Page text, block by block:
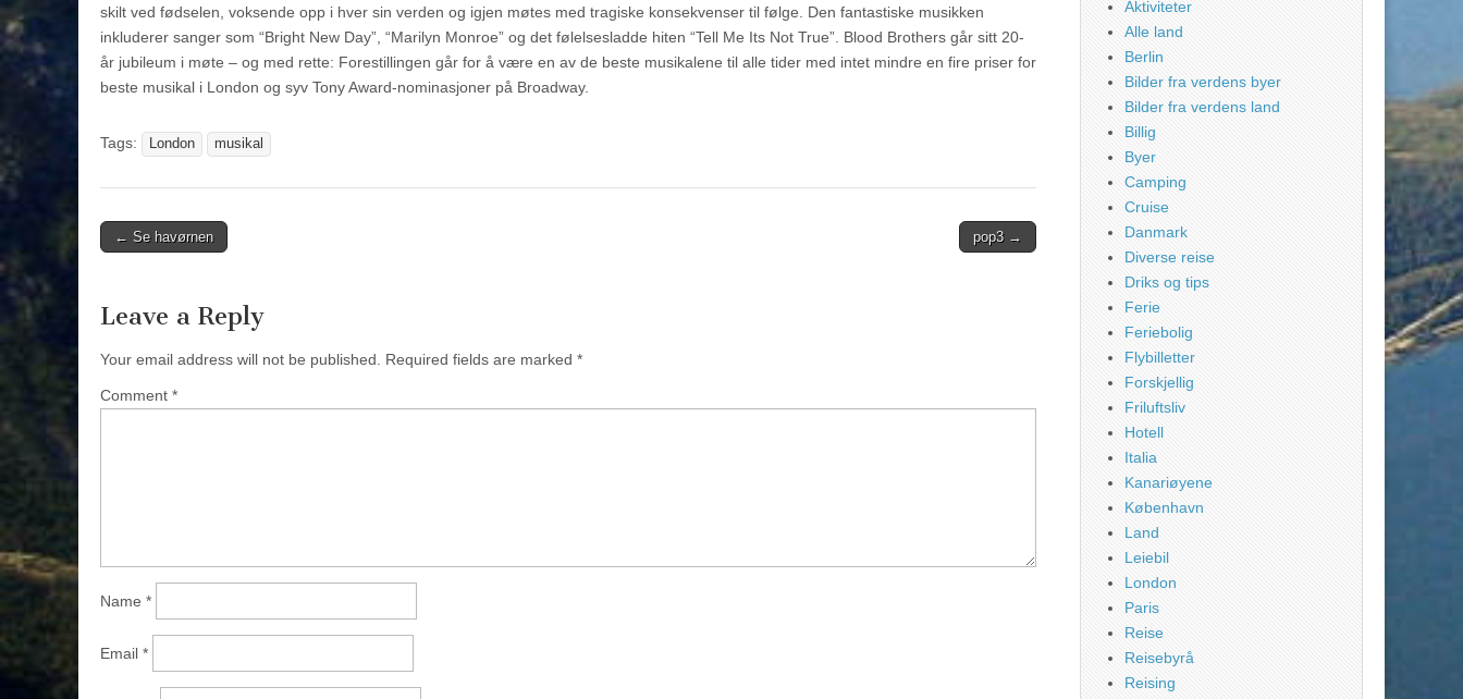
skilt ved fødselen, voksende opp i hver sin verden og igjen møtes med tragiske konsekvenser til følge. Den fantastiske musikken
inkluderer sanger som “Bright New Day”, “Marilyn Monroe” og det følelsesladde hiten “Tell Me Its Not True”. Blood Brothers går sitt 20-
år jubileum i møte – og med rette: Forestillingen går for å være en av de beste musikalene til alle tider med intet mindre en fire priser for
beste musikal i London og syv Tony Award-nominasjoner på Broadway.
Tags: London musikal
Post
← Se havørnen pop3 →
Leave a Reply
Your email address will not be published. Required fields are marked *
Comment *
Name *
Email *
Aktiviteter
Alle land
Berlin
Bilder fra verdens byer
Bilder fra verdens land
Billig
Byer
Camping
Cruise
Danmark
Diverse reise
Driks og tips
Ferie
Feriebolig
Flybilletter
Forskjellig
Friluftsliv
Hotell
Italia
Kanariøyene
København
Land
Leiebil
London
Paris
Reise
Reisebyrå
Reising